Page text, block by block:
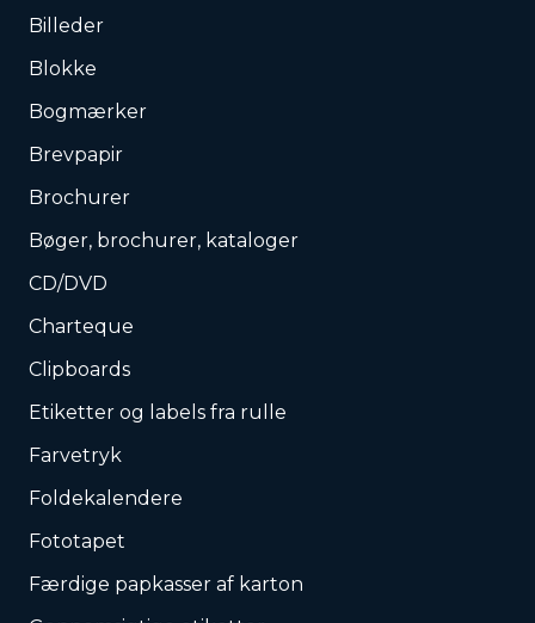
Billeder
Blokke
Bogmærker
Brevpapir
Brochurer
Bøger, brochurer, kataloger
CD/DVD
Charteque
Clipboards
Etiketter og labels fra rulle
Farvetryk
Foldekalendere
Fototapet
Færdige papkasser af karton